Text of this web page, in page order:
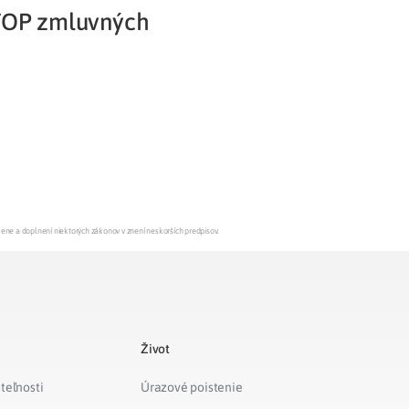
Potvrdenie o neevidovaní
zmluvných
a doplnení niektorých zákonov v znení neskorších predpisov.
Život
Úrazové poistenie